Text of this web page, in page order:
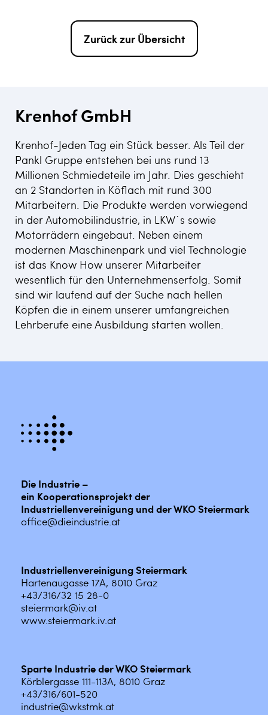
Zurück zur Übersicht
Krenhof GmbH
Krenhof-Jeden Tag ein Stück besser. Als Teil der
Pankl Gruppe entstehen bei uns rund 13
Millionen Schmiedeteile im Jahr. Dies geschieht
an 2 Standorten in Köflach mit rund 300
Mitarbeitern. Die Produkte werden vorwiegend
in der Automobilindustrie, in LKW´s sowie
Motorrädern eingebaut. Neben einem
modernen Maschinenpark und viel Technologie
ist das Know How unserer Mitarbeiter
wesentlich für den Unternehmenserfolg. Somit
sind wir laufend auf der Suche nach hellen
Köpfen die in einem unserer umfangreichen
Lehrberufe eine Ausbildung starten wollen.
Die Industrie –
ein Kooperationsprojekt der
Industriellenvereinigung und der WKO Steiermark
office@dieindustrie.at
Industriellenvereinigung Steiermark
Hartenaugasse 17A, 8010 Graz
+43/316/32 15 28-0
steiermark@iv.at
www.steiermark.iv.at
Sparte Industrie der WKO Steiermark
Körblergasse 111-113A, 8010 Graz
+43/316/601-520
industrie@wkstmk.at